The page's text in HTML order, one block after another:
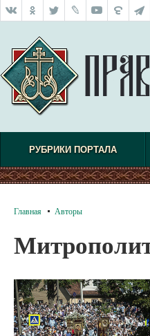
РУБРИКИ ПОРТАЛА
Главная Авторы